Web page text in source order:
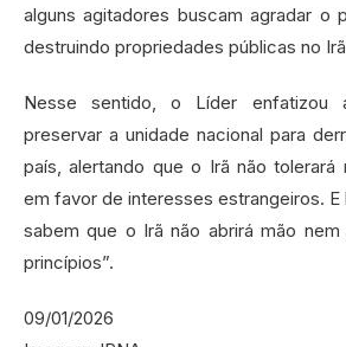
alguns agitadores buscam agradar o
destruindo propriedades públicas no
Nesse sentido, o Líder enfatizou
preservar a unidade nacional para
país, alertando que o Irã não tolerará
em favor de interesses estrangeiros. E
sabem que o Irã não abrirá mão
princípios”.
09/01/2026